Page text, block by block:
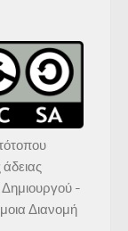
άδειας
-
Διανομή